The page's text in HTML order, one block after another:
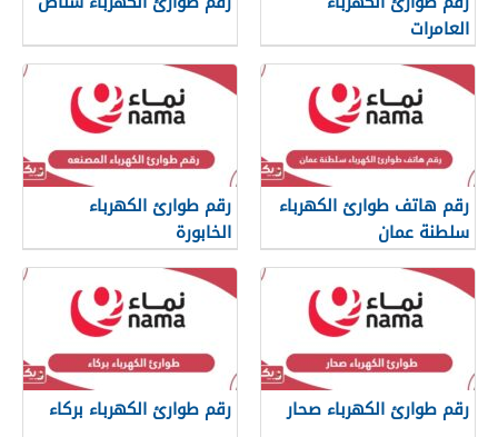
العامرات
رقم هاتف طوارئ الكهرباء
سلطنة عمان
رقم طوارئ الكهرباء
الخابورة
رقم طوارئ الكهرباء صحار رقم طوارئ الكهرباء بركاء